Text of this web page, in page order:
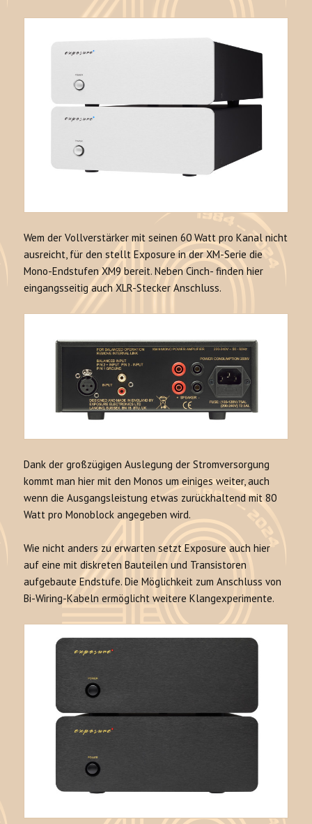
Wem der Vollverstärker mit seinen 60 Watt pro Kanal nicht
ausreicht, für den stellt Exposure in der XM-Serie die
Mono-Endstufen XM9 bereit. Neben Cinch- finden hier
eingangsseitig auch XLR-Stecker Anschluss.
Dank der großzügigen Auslegung der Stromversorgung
kommt man hier mit den Monos um einiges weiter, auch
wenn die Ausgangsleistung etwas zurückhaltend mit 80
Watt pro Monoblock angegeben wird.
Wie nicht anders zu erwarten setzt Exposure auch hier
auf eine mit diskreten Bauteilen und Transistoren
aufgebaute Endstufe. Die Möglichkeit zum Anschluss von
Bi-Wiring-Kabeln ermöglicht weitere Klangexperimente.